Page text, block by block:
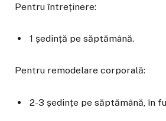
Pentru întreținere:
1 ședință pe săptămână.
Pentru remodelare corporală:
2-3 ședințe pe săptămână, în